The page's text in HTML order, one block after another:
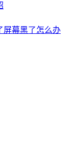
屏幕黑了怎么办